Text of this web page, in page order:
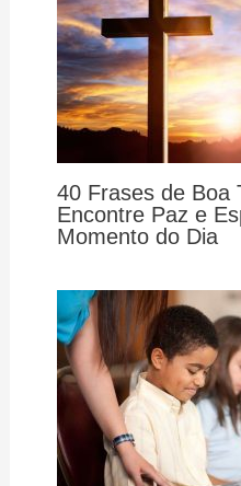
40 Frases de Boa
Encontre Paz e
Momento do Dia